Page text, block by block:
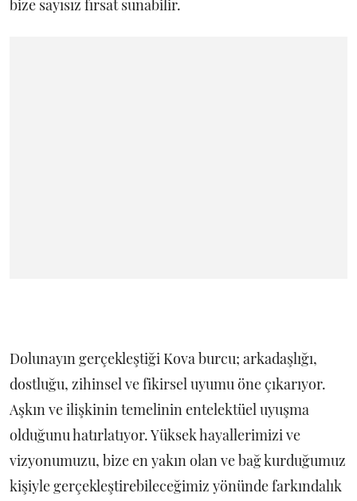
bize sayısız fırsat sunabilir.
Dolunayın gerçekleştiği Kova burcu; arkadaşlığı,
dostluğu, zihinsel ve fikirsel uyumu öne çıkarıyor.
Aşkın ve ilişkinin temelinin entelektüel uyuşma
olduğunu hatırlatıyor. Yüksek hayallerimizi ve
vizyonumuzu, bize en yakın olan ve bağ kurduğumuz
kişiyle gerçekleştirebileceğimiz yönünde farkındalık